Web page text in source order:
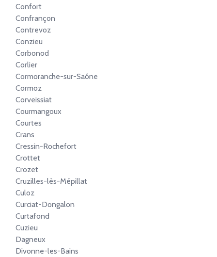
Confort
Confrançon
Contrevoz
Conzieu
Corbonod
Corlier
Cormoranche-sur-Saône
Cormoz
Corveissiat
Courmangoux
Courtes
Crans
Cressin-Rochefort
Crottet
Crozet
Cruzilles-lès-Mépillat
Culoz
Curciat-Dongalon
Curtafond
Cuzieu
Dagneux
Divonne-les-Bains